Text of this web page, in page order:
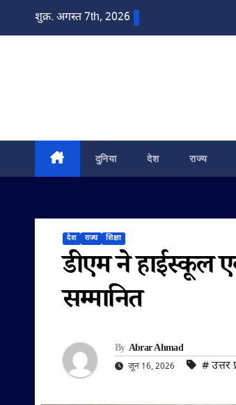
शुक्र. अगस्त 7th, 2026
दुनिया देश राज्य
देश राज्य शिक्षा
डीएम ने हाईस्कूल
सम्मानित
By Abrar Ahmad
जून 16, 2026 #‌ उत्तर